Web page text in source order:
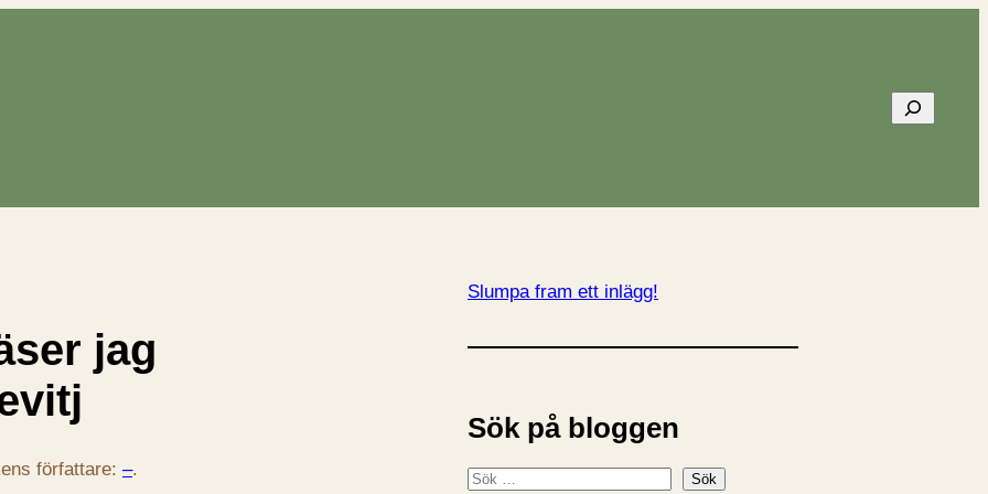
Sök
jag
författare: –.
Slumpa fram ett inlägg!
Sök på bloggen
S
Sök